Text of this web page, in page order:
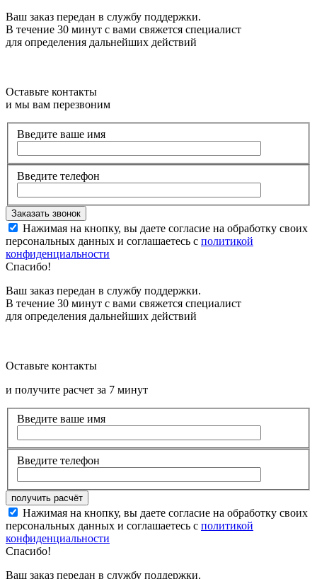
Ваш заказ передан в службу поддержки.
В течение 30 минут с вами свяжется специалист
для определения дальнейших действий
Оставьте контакты
и мы вам перезвоним
Введите ваше имя
Введите телефон
Нажимая на кнопку, вы даете согласие на обработку своих
персональных данных и соглашаетесь с политикой
конфиденциальности
Спасибо!
Ваш заказ передан в службу поддержки.
В течение 30 минут с вами свяжется специалист
для определения дальнейших действий
Оставьте контакты
и получите расчет за 7 минут
Введите ваше имя
Введите телефон
Нажимая на кнопку, вы даете согласие на обработку своих
персональных данных и соглашаетесь с политикой
конфиденциальности
Спасибо!
Ваш заказ передан в службу поддержки.